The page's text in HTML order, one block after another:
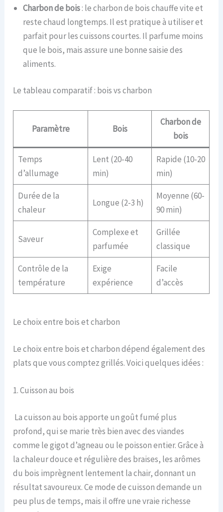
Charbon de bois: le charbon de bois chauffe vite et
reste chaud longtemps. Il est pratique à utiliser et
parfait pour les cuissons courtes. Il parfume moins
que le bois, mais assure une bonne saisie des
aliments.
Le tableau comparatif : bois vs charbon
Paramètre Bois
Charbon de
bois
Temps
d’allumage
Lent (20-40
min)
Rapide (10-20
min)
Durée de la
chaleur
Longue (2-3 h)
Moyenne (60-
90 min)
Saveur
Complexe et
parfumée
Grillée
classique
Contrôle de la
température
Exige
expérience
Facile
d’accès
Le choix entre bois et charbon
Le choix entre bois et charbon dépend également des
plats que vous comptez grillés. Voici quelques idées :
1. Cuisson au bois
La cuisson au bois apporte un goût fumé plus
profond, qui se marie très bien avec des viandes
comme le gigot d’agneau ou le poisson entier. Grâce à
la chaleur douce et régulière des braises, les arômes
du bois imprègnent lentement la chair, donnant un
résultat savoureux. Ce mode de cuisson demande un
peu plus de temps, mais il offre une vraie richesse